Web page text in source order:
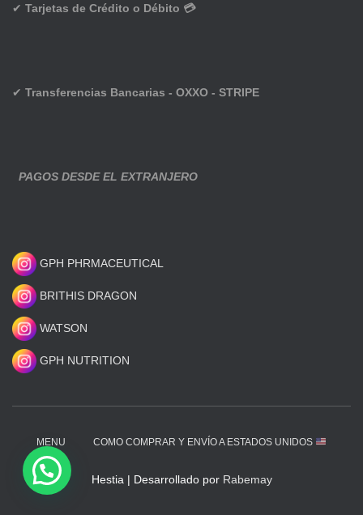
✔ Tarjetas de Crédito o Débito 💳
✔ Transferencias Bancarias - OXXO - STRIPE
PAGOS DESDE EL EXTRANJERO
GPH PHRMACEUTICAL
BRITHIS DRAGON
WATSON
GPH NUTRITION
MENU COMO COMPRAR Y ENVÍO A ESTADOS UNIDOS
Hestia | Desarrollado por Rabemay